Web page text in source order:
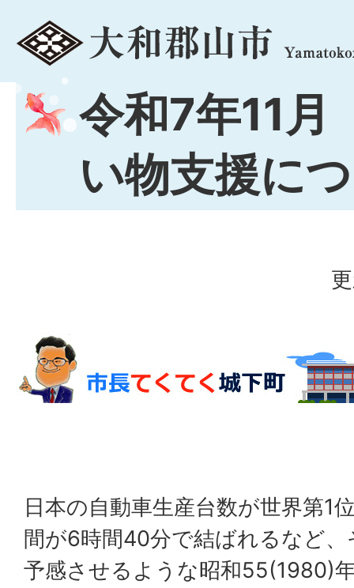
menu
令和7年11月
い物支援に
日本の自動車生産台数が世界第1
間が6時間40分で結ばれるなど
予感させるような昭和55(1980)